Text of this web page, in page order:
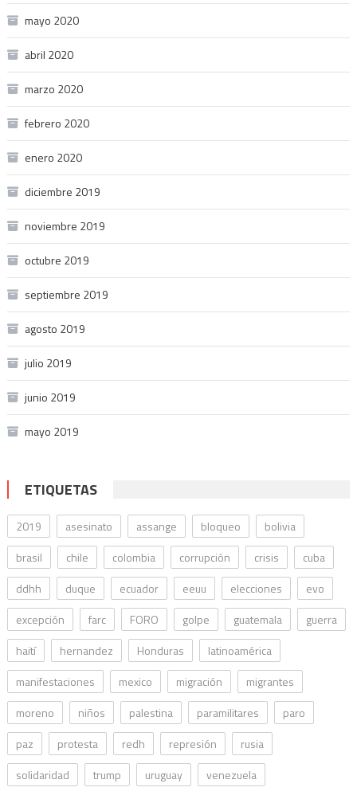
mayo 2020
abril 2020
marzo 2020
febrero 2020
enero 2020
diciembre 2019
noviembre 2019
octubre 2019
septiembre 2019
agosto 2019
julio 2019
junio 2019
mayo 2019
ETIQUETAS
2019 asesinato assange bloqueo
bolivia
brasil
chile colombia corrupción crisis
cuba
ddhh
duque ecuador eeuu elecciones
evo
excepción
farc FORO golpe guatemala
guerra
haití
hernandez Honduras
latinoamérica
manifestaciones
mexico migración
migrantes
moreno
niños palestina paramilitares
paro
paz
protesta redh represión
rusia
solidaridad
trump uruguay venezuela